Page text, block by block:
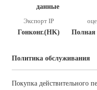
данные
Экспорт IP
Гонконг.(HK)
Полная
Политика обслуживания
Покупка действительного